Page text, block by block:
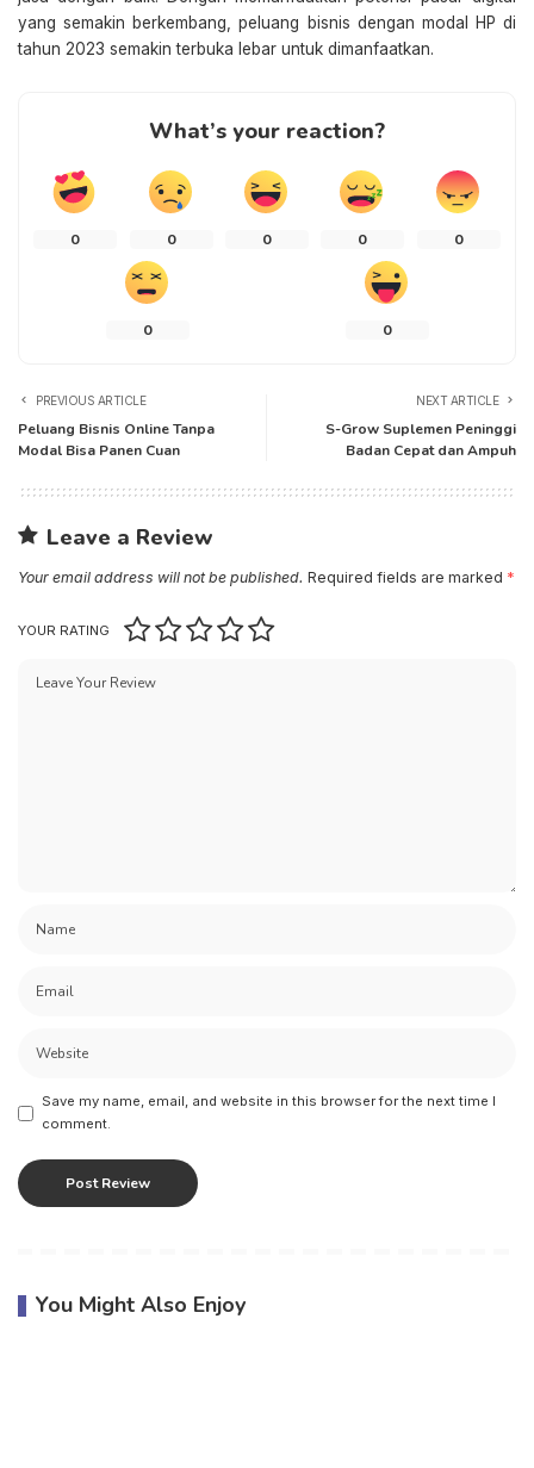
yang semakin berkembang, peluang bisnis dengan modal HP di
tahun 2023 semakin terbuka lebar untuk dimanfaatkan.
What’s your reaction?
0 0 0 0 0
0 0
PREVIOUS ARTICLE
Peluang Bisnis Online Tanpa
Modal Bisa Panen Cuan
NEXT ARTICLE
S-Grow Suplemen Peninggi
Badan Cepat dan Ampuh
Leave a Review
Your email address will not be published. Required fields are marked *
YOUR RATING
Save my name, email, and website in this browser for the next time I
comment.
You Might Also Enjoy